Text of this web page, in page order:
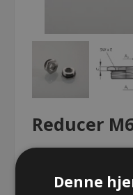
Reducer
Reducer M63 -
Denne